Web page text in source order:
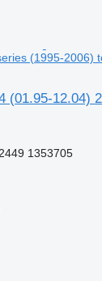
(1995-2006)
(01.95-12.04)
1353705